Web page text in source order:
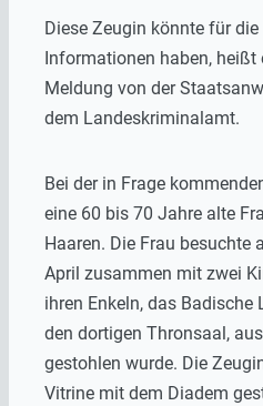
Diese Zeugin könnte für
Informationen haben,
Meldung von der
dem Landeskriminalamt.
Bei der in Frage
eine 60 bis 70 Jahre alte
Haaren. Die Frau besuchte
April zusammen mit zwei
ihren Enkeln, das
den dortigen Thronsaal,
gestohlen wurde. Die
Vitrine mit dem Diadem